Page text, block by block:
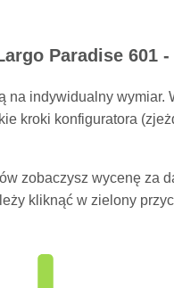
Paradise 601
na indywidualny wymiar.
kroki konfiguratora
zobaczysz wycenę za
kliknąć w zielony